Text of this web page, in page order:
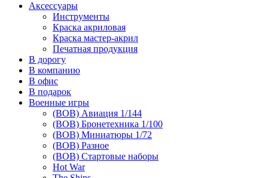
Аксессуары
Инструменты
Краска акриловая
Краска мастер-акрил
Печатная продукция
В дорогу
В компанию
В офис
В подарок
Военные игры
(ВОВ) Авиация 1/144
(ВОВ) Бронетехника 1/100
(ВОВ) Миниатюры 1/72
(ВОВ) Разное
(ВОВ) Стартовые наборы
Hot War